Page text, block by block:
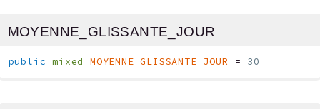
MOYENNE_GLISSANTE_JOUR
public mixed MOYENNE_GLISSANTE_JOUR = 30